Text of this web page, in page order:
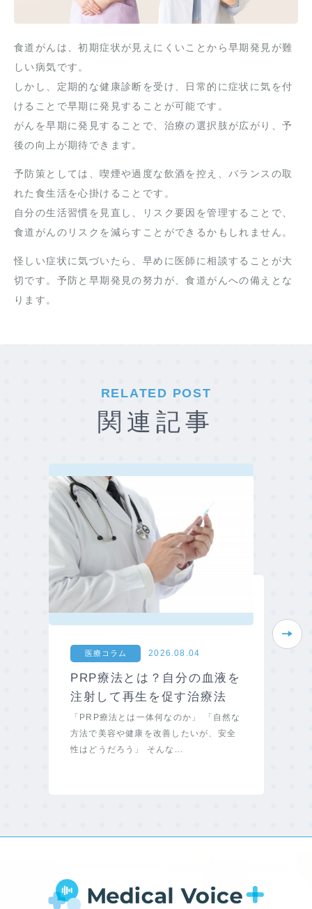
食道がんは、初期症状が見えにくいことから早期発見が難
しい病気です。
しかし、定期的な健康診断を受け、日常的に症状に気を付
けることで早期に発見することが可能です。
がんを早期に発見することで、治療の選択肢が広がり、予
後の向上が期待できます。
予防策としては、喫煙や過度な飲酒を控え、バランスの取
れた食生活を心掛けることです。
自分の生活習慣を見直し、リスク要因を管理することで、
食道がんのリスクを減らすことができるかもしれません。
怪しい症状に気づいたら、早めに医師に相談することが大
切です。予防と早期発見の努力が、食道がんへの備えとな
ります。
RELATED POST
関連記事
医療コラム 2026.08.04
PRP療法とは？自分の血液を
注射して再生を促す治療法
「PRP療法とは一体何なのか」 「自然な
方法で美容や健康を改善したいが、安全
性はどうだろう」 そんな...
Next